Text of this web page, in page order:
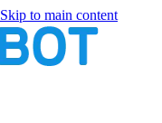
Skip to main content